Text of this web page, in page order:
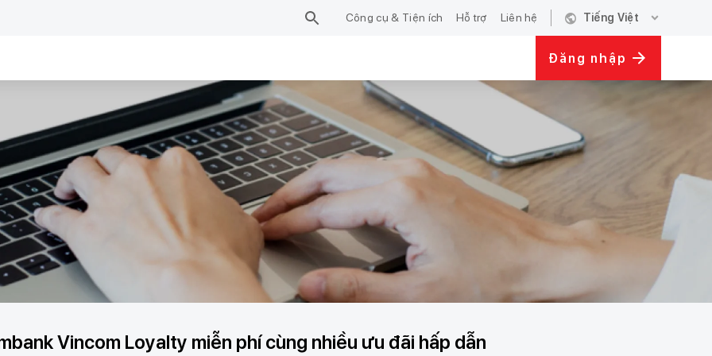
Công cụ & Tiện ích Hỗ trợ Liên hệ public Tiếng Việt expand_more
Đăng nhập
Vincom Loyalty miễn phí cùng nhiều ưu đãi hấp dẫn